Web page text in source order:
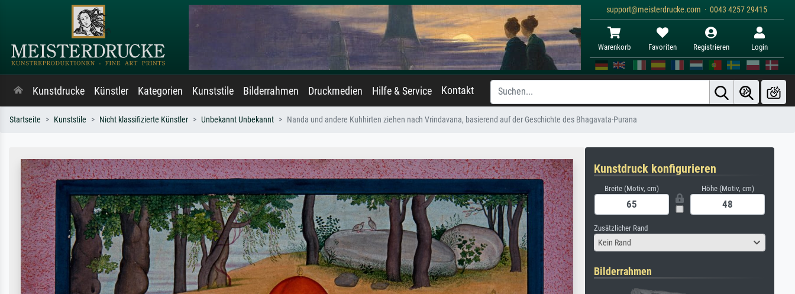
support@meisterdrucke.com · 0043 4257 29415
Warenkorb Favoriten Registrieren Login
Kunstdrucke Künstler Kategorien Kunststile Bilderrahmen Druckmedien Hilfe & Service Kontakt
Startseite Kunststile Nicht klassifizierte Künstler Unbekannt Unbekannt Nanda und andere Kuhhirten ziehen nach Vrindavana, basierend auf der Geschichte des Bhagavata-Purana
Kunstdruck konfigurieren
Breite (Motiv, cm) Höhe (Motiv, cm)
Zusätzlicher Rand
Kein Rand
Bilderrahmen